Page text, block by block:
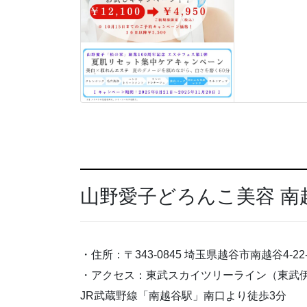
山野愛子どろんこ美容 南
・住所：〒343-0845 埼玉県越谷市南越谷4-
・アクセス：東武スカイツリーライン（東武
JR武蔵野線「南越谷駅」南口より徒歩3分